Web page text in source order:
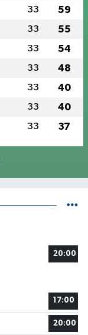
33 59
33 55
33 54
33 48
33 40
33 40
33 37
20:00
17:00
20:00